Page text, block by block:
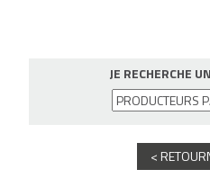
JE RECHERCHE
<